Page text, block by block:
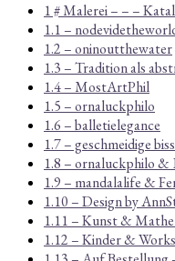
1 # Malerei – – –
1.1 –
1.2 – oninoutthewater
1.3 – Tradition als
1.4 – MostArtPhil
1.5 – ornaluckphilo
1.6 – balletielegance
1.7 – geschmeidige
1.8 – ornaluckphilo &
1.9 – mandalalife &
1.10 – Design by
1.11 – Kunst &
1.12 – Kinder &